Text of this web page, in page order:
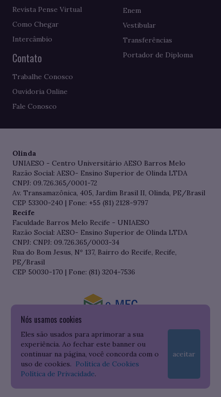
Nós usamos cookies
Eles são usados para aprimorar a sua
experiência. Ao fechar este banner ou
continuar na página, você concorda com o
uso de cookies. Política de Cookies
Política de Privacidade.
aceitar
Revista Pense Virtual
Como Chegar
Intercâmbio
Contato
Trabalhe Conosco
Ouvidoria Online
Fale Conosco
Enem
Vestibular
Transferências
Portador de Diploma
Olinda
UNIAESO - Centro Universitário AESO Barros Melo
Razão Social: AESO- Ensino Superior de Olinda LTDA
CNPJ: 09.726.365/0001-72
Av. Transamazônica, 405, Jardim Brasil II, Olinda, PE/Brasil
CEP 53300-240 | Fone: +55 (81) 2128-9797
Recife
Faculdade Barros Melo Recife - UNIAESO
Razão Social: AESO- Ensino Superior de Olinda LTDA
CNPJ: CNPJ: 09.726.365/0003-34
Rua do Bom Jesus, Nº 137, Bairro do Recife, Recife,
PE/Brasil
CEP 50030-170 | Fone: (81) 3204-7536
Consulte o cadastro da Instituição no Sistema do e-MEC